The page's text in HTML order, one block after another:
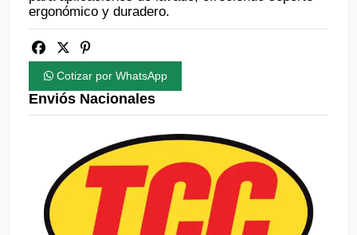
ergonómico y duradero.
Cotizar por WhatsApp
Enviós Nacionales